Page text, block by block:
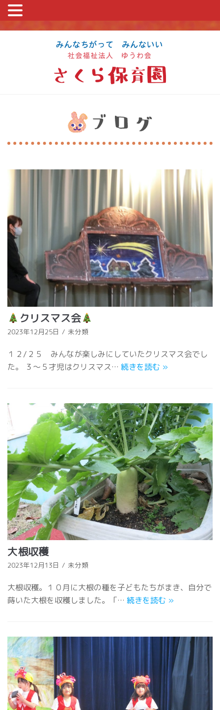
コ
プ
クリスマス会
2023年12月25日 未分類
１２/２５ みんなが楽しみにしていたクリスマス会でし
た。 ３～５才児はクリスマス… 続きを読む »
大根収穫
2023年12月13日 未分類
大根収穫。１０月に大根の種を子どもたちがまき、自分で
蒔いた大根を収穫しました。「… 続きを読む »